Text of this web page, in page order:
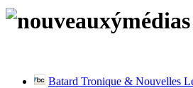
Batard Tronique & Nouvelles